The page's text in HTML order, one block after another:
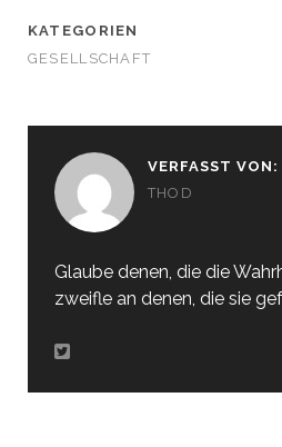
KATEGORIEN
GESELLSCHAFT
VERFASST VON:
THOD
Glaube denen, die die
zweifle an denen, die sie